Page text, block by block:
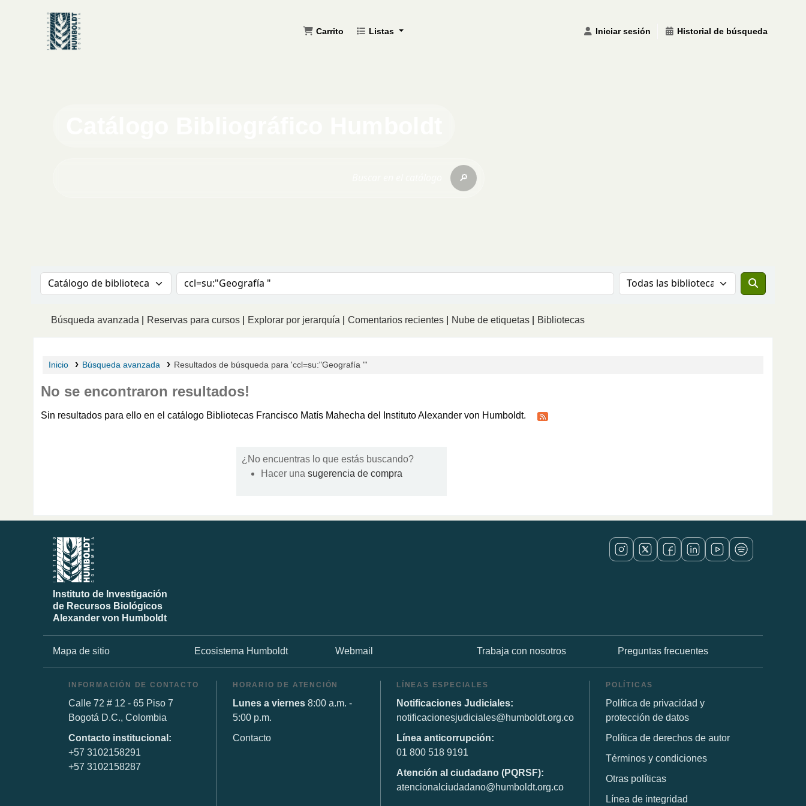
Carrito Listas Iniciar sesión Historial de búsqueda
🔎
Buscar en el catálogo por: Buscar en el catálogo Buscar el catálogo en:
Búsqueda avanzada Reservas para cursos Explorar por jerarquía Comentarios recientes Nube de etiquetas Bibliotecas
Inicio Búsqueda avanzada Resultados de búsqueda para 'ccl=su:"Geografía "'
No se encontraron resultados!
Sin resultados para ello en el catálogo Bibliotecas Francisco Matís Mahecha del Instituto Alexander von Humboldt.
¿No encuentras lo que estás buscando?
Hacer una sugerencia de compra
Instituto de Investigación
de Recursos Biológicos
Alexander von Humboldt
Mapa de sitio Ecosistema Humboldt Webmail Trabaja con nosotros Preguntas frecuentes
INFORMACIÓN DE CONTACTO
Calle 72 # 12 - 65 Piso 7
Bogotá D.C., Colombia
Contacto institucional:
+57 3102158291
+57 3102158287
HORARIO DE ATENCIÓN
Lunes a viernes 8:00 a.m. -
5:00 p.m.
Contacto
LÍNEAS ESPECIALES
Notificaciones Judiciales:
notificacionesjudiciales@humboldt.org.co
Línea anticorrupción:
01 800 518 9191
Atención al ciudadano (PQRSF):
atencionalciudadano@humboldt.org.co
POLÍTICAS
Política de privacidad y
protección de datos
Política de derechos de autor
Términos y condiciones
Otras políticas
Línea de integridad